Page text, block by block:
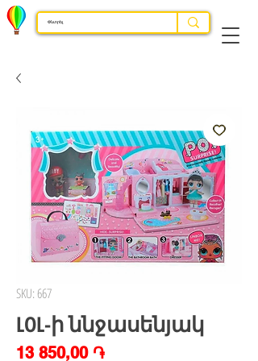
SKU: 667
LOL-ի ննջասենյակ
13 850,00 ֏Price